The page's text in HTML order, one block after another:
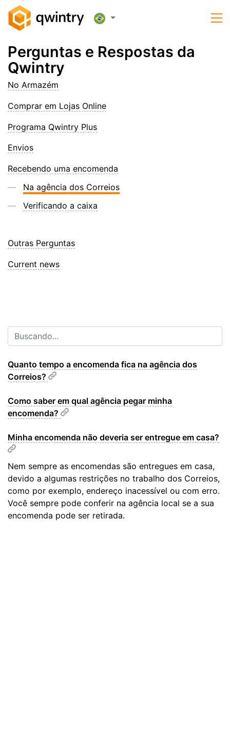
Perguntas e Respostas da
Qwintry
No Armazém
Comprar em Lojas Online
Programa Qwintry Plus
Envios
Recebendo uma encomenda
Na agência dos Correios
Verificando a caixa
Outras Perguntas
Current news
Quanto tempo a encomenda fica na agência dos
Correios?
Como saber em qual agência pegar minha
encomenda?
Minha encomenda não deveria ser entregue em casa?
Nem sempre as encomendas são entregues em casa,
devido a algumas restrições no trabalho dos Correios,
como por exemplo, endereço inacessível ou com erro.
Você sempre pode conferir na agência local se a sua
encomenda pode ser retirada.